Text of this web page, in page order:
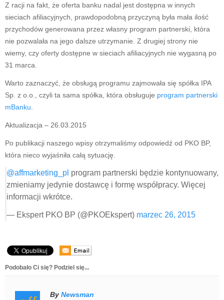
Z racji na fakt, że oferta banku nadal jest dostępna w innych
sieciach afiliacyjnych, prawdopodobną przyczyną była mała ilość
przychodów generowana przez własny program partnerski, która
nie pozwalała na jego dalsze utrzymanie. Z drugiej strony nie
wiemy, czy oferty dostępne w sieciach afiliacyjnych nie wygasną po
31 marca.
Warto zaznaczyć, że obsługą programu zajmowała się spółka IPA
Sp. z o.o., czyli ta sama spółka, która obsługuje program partnerski
mBanku
Aktualizacja – 26.03.2015
Po publikacji naszego wpisy otrzymaliśmy odpowiedź od PKO BP,
która nieco wyjaśniła całą sytuację.
@affmarketing_pl program partnerski będzie kontynuowany,
zmieniamy jedynie dostawcę i formę współpracy. Więcej
informacji wkrótce.
— Ekspert PKO BP (@PKOEkspert) marzec 26, 2015
Podobało Ci się? Podziel się...
By Newsman